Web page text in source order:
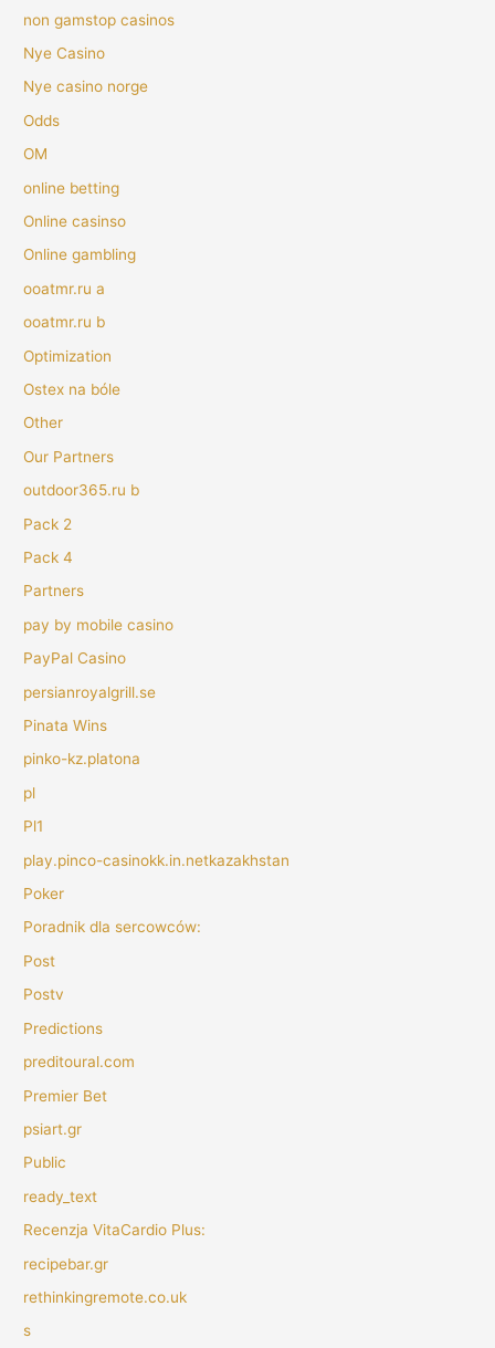
non gamstop casinos
Nye Casino
Nye casino norge
Odds
OM
online betting
Online casinso
Online gambling
ooatmr.ru a
ooatmr.ru b
Optimization
Ostex na bóle
Other
Our Partners
outdoor365.ru b
Pack 2
Pack 4
Partners
pay by mobile casino
PayPal Casino
persianroyalgrill.se
Pinata Wins
pinko-kz.platona
pl
Pl1
play.pinco-casinokk.in.netkazakhstan
Poker
Poradnik dla sercowców:
Post
Postv
Predictions
preditoural.com
Premier Bet
psiart.gr
Public
ready_text
Recenzja VitaCardio Plus:
recipebar.gr
rethinkingremote.co.uk
s